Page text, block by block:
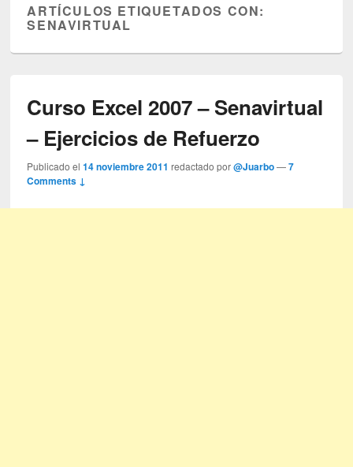
ARTÍCULOS ETIQUETADOS CON:
SENAVIRTUAL
Curso Excel 2007 – Senavirtual
– Ejercicios de Refuerzo
Publicado el14 noviembre 2011 redactado por@Juarbo —7
Comments ↓